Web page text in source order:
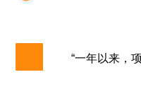
“一年以来，